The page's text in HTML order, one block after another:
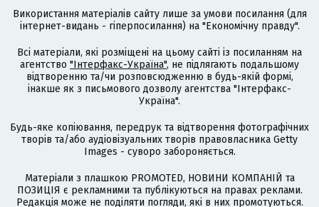
Використання матеріалів сайту лише за умови посилання (для
інтернет-видань - гіперпосилання) на "Економічну правду".
Всі матеріали, які розміщені на цьому сайті із посиланням на
агентство "Інтерфакс-Україна", не підлягають подальшому
відтворенню та/чи розповсюдженню в будь-якій формі,
інакше як з письмового дозволу агентства "Інтерфакс-
Україна".
Будь-яке копіювання, передрук та відтворення фотографічних
творів та/або аудіовізуальних творів правовласника Getty
Images - суворо забороняється.
Матеріали з плашкою PROMOTED, НОВИНИ КОМПАНІЙ та
ПОЗИЦІЯ є рекламними та публікуються на правах реклами.
Редакція може не поділяти погляди, які в них промотуються.